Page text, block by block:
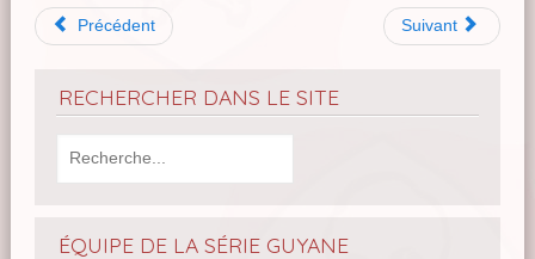
Précédent Suivant
RECHERCHER DANS LE SITE
ÉQUIPE DE LA SÉRIE GUYANE